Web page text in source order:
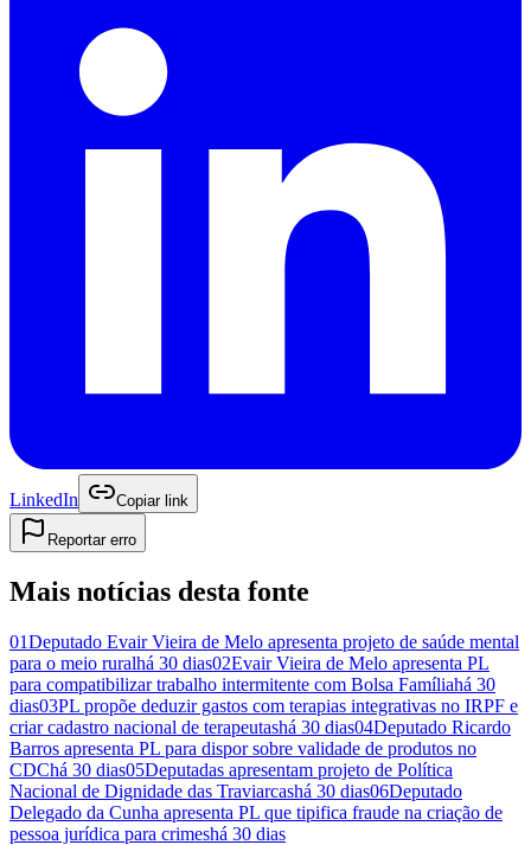
LinkedIn Copiar link
Reportar erro
Mais notícias desta fonte
01Deputado Evair Vieira de Melo apresenta projeto de saúde mental
para o meio ruralhá 30 dias02Evair Vieira de Melo apresenta PL
para compatibilizar trabalho intermitente com Bolsa Famíliahá 30
dias03PL propõe deduzir gastos com terapias integrativas no IRPF e
criar cadastro nacional de terapeutashá 30 dias04Deputado Ricardo
Barros apresenta PL para dispor sobre validade de produtos no
CDChá 30 dias05Deputadas apresentam projeto de Política
Nacional de Dignidade das Traviarcashá 30 dias06Deputado
Delegado da Cunha apresenta PL que tipifica fraude na criação de
pessoa jurídica para crimeshá 30 dias